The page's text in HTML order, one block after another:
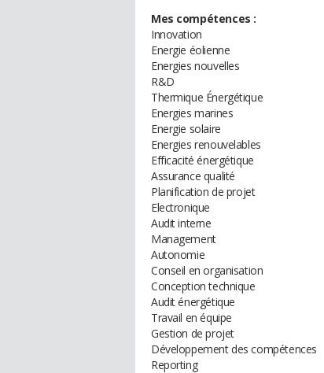
Mes compétences :
Innovation
Energie éolienne
Energies nouvelles
R&D
Thermique Énergétique
Energies marines
Energie solaire
Energies renouvelables
Efficacité énergétique
Assurance qualité
Planification de projet
Electronique
Audit interne
Management
Autonomie
Conseil en organisation
Conception technique
Audit énergétique
Travail en équipe
Gestion de projet
Développement des compétences
Reporting